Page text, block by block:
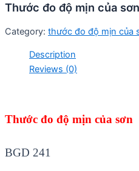
Thước đo độ mịn của sơn
Category: thước đo độ mịn của
Description
Reviews (0)
Thước đo độ mịn của sơn
BGD 241